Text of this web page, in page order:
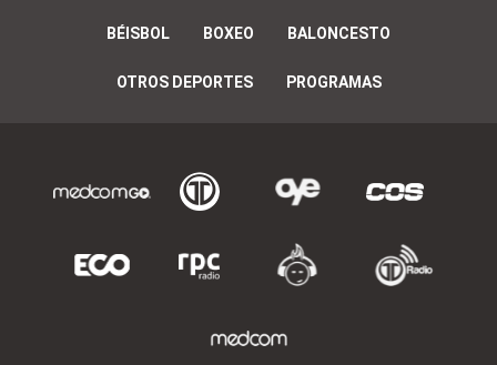
BÉISBOL BOXEO BALONCESTO
OTROS DEPORTES PROGRAMAS